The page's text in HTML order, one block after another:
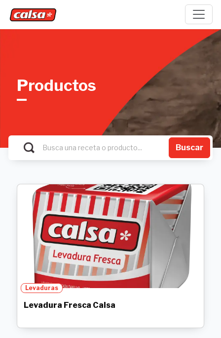
Productos
Buscar
Levaduras
Levadura Fresca Calsa